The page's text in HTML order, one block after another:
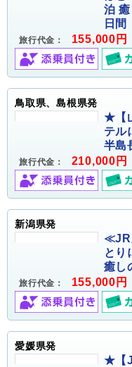
泊
日間
旅行代金： 155,000円
鳥取県、島根県発
★【
テル
半島
旅行代金： 210,000円
新潟県発
≪JR
とり
癒し
旅行代金： 155,000円
愛媛県発
★【